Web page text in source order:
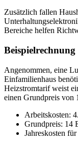
Zusätzlich fallen
Bereiche helfen
Angenommen, eine
Einfamilienhaus
Heizstromtarif weist
einen Grundpreis von
Arbeitskosten:
Grundpreis: 14
Jahreskosten